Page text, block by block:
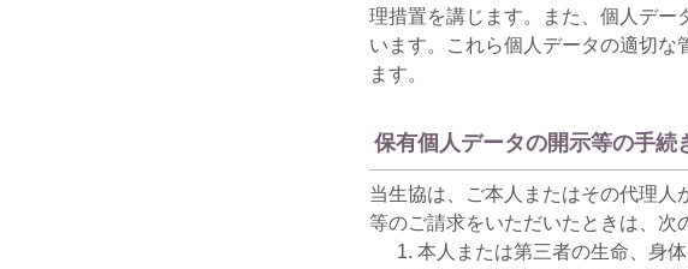
理措置を講じます。また、個人デー
います。これら個人データの適切な
ます。
保有個人データの開示等の手続
当生協は、ご本人またはその代理人
等のご請求をいただいたときは、次
本人または第三者の生命、身